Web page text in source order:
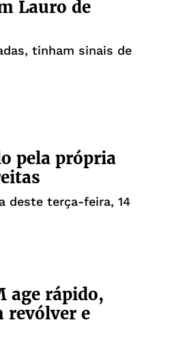
Lauro de
tinham sinais de
pela própria
deste terça-feira, 14
age rápido,
revólver e